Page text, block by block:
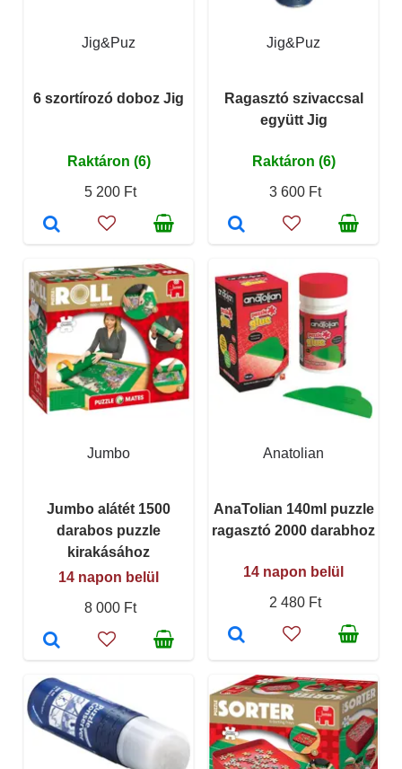
Jig&Puz
6 szortírozó doboz Jig
Raktáron (6)
5 200 Ft
Jig&Puz
Ragasztó szivaccsal
együtt Jig
Raktáron (6)
3 600 Ft
Jumbo
Jumbo alátét 1500
darabos puzzle
kirakásához
14 napon belül
8 000 Ft
Anatolian
AnaTolian 140ml puzzle
ragasztó 2000 darabhoz
14 napon belül
2 480 Ft